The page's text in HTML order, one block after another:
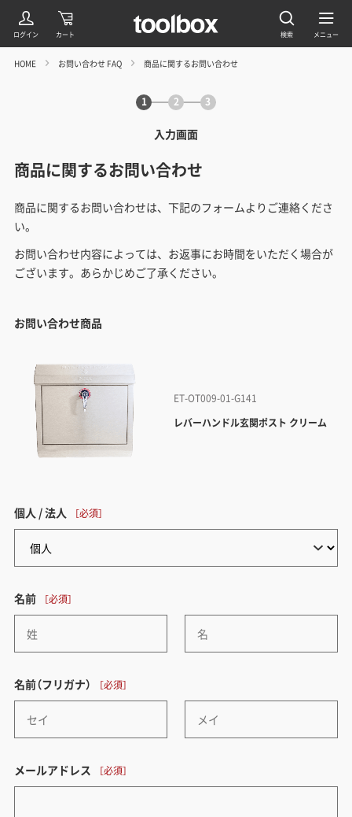
HOME お問い合わせ FAQ 商品に関するお問い合わせ
1 2 3
入力画面
商品に関するお問い合わせ
商品に関するお問い合わせは、下記のフォームよりご連絡くださ
い。
お問い合わせ内容によっては、お返事にお時間をいただく場合が
ございます。あらかじめご了承ください。
お問い合わせ商品
ET-OT009-01-G141
レバーハンドル玄関ポスト クリーム
個人 / 法人
名前
名前（フリガナ）
メールアドレス